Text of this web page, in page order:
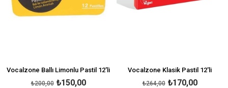
Vocalzone Ballı Limonlu Pastil 12'li
₺150,00
₺200,00
Vocalzone Klasik Pastil 12'li
₺170,00
₺264,00